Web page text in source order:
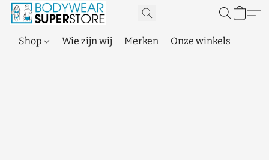
Shop Wie zijn wij Merken Onze winkels